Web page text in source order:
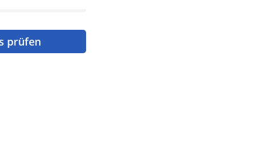
prüfen